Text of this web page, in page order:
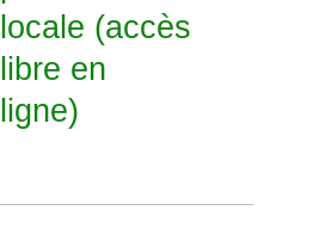
locale (accès
libre en
ligne)